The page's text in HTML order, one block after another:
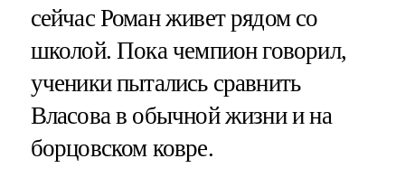
сейчас Роман живет рядом со
школой. Пока чемпион говорил,
ученики пытались сравнить
Власова в обычной жизни и на
борцовском ковре.